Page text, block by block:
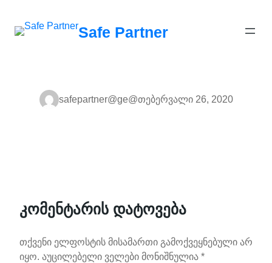
გადასვლა
Safe Partner
safepartner@ge@თებერვალი 26, 2020
კომენტარის დატოვება
თქვენი ელფოსტის მისამართი გამოქვეყნებული არ
იყო. აუცილებელი ველები მონიშნულია *